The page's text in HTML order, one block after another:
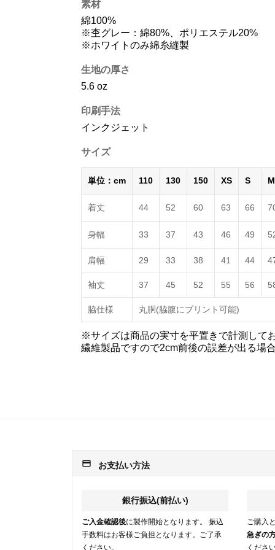
素材
綿100%
※杢グレー：綿80%、ポリエステル20%
※ホワイトのみ綿糸縫製
生地の厚さ
5.6 oz
印刷手法
インクジェット
サイズ
単位：cm 110 130 150 XS S M
着丈 44 52 60 63 66
身幅 33 37 43 46 49
肩幅 29 33 38 41 44
袖丈 37 45 52 55 56
脇仕様 丸胴(脇腹にプリント可能)
※サイズは商品の実寸を平置きで計測して
繊維製品ですので2cm前後の誤差が出る場
payment お支払い方法
銀行振込(前払い)
ご入金確認後に製作開始となります。 振込
手数料はお客様ご負担となります。ご了承
ください。
ご購入
急ぎの
くださ